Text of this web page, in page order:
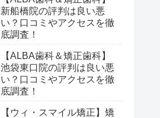
新船橋院の評判は良い悪
い？口コミやアクセスを徹
底調査！
【ALBA歯科＆矯正歯科】
池袋東口院の評判は良い悪
い？口コミやアクセスを徹
底調査！
【ウィ・スマイル矯正】矯